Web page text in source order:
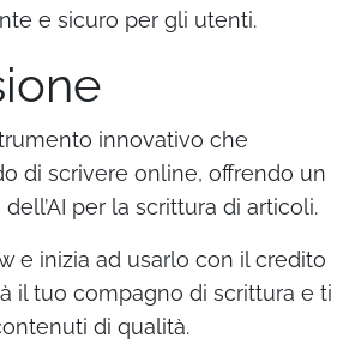
e sicuro per gli utenti.
innovativo che
di scrivere online, offrendo un
per la scrittura di articoli.
e inizia ad usarlo con il credito
il tuo compagno di scrittura e ti
di qualità.